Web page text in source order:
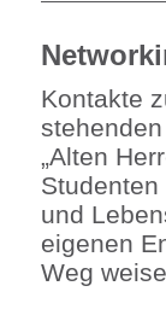
Kontakte
„Alten
und
eigenen
Weg